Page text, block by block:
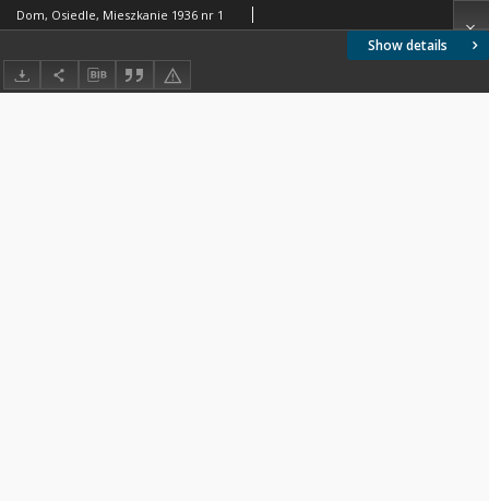
Show details
Dom, Osiedle, Mieszkanie 1936 nr 1